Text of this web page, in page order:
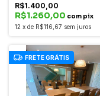
R$1.400,00
R$1.260,00 com pix
12 x de R$116,67 sem juros
FRETE GRÁTIS